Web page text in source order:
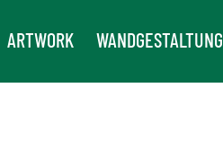
ARTWORK WANDGESTALTUNG